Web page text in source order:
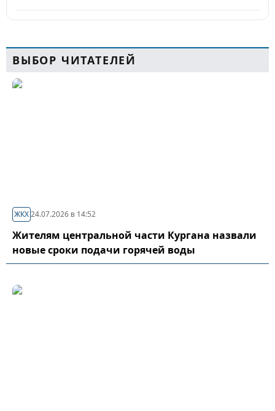
ВЫБОР ЧИТАТЕЛЕЙ
ЖКХ24.07.2026 в 14:52
Жителям центральной части Кургана назвали
новые сроки подачи горячей воды